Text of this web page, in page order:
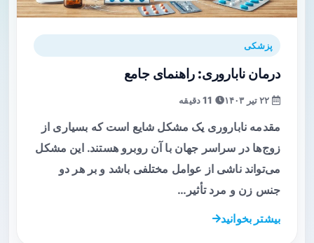
پزشکی
درمان ناباروری: راهنمای جامع
مقدمه ناباروری یک مشکل شایع است که بسیاری از
زوج‌ها در سراسر جهان با آن روبرو هستند. این مشکل
می‌تواند ناشی از عوامل مختلفی باشد و بر هر دو
جنس زن و مرد تأثیر…
بیشتر بخوانید